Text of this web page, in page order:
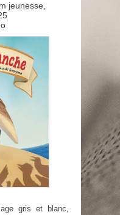
jeunesse,
gris et blanc,